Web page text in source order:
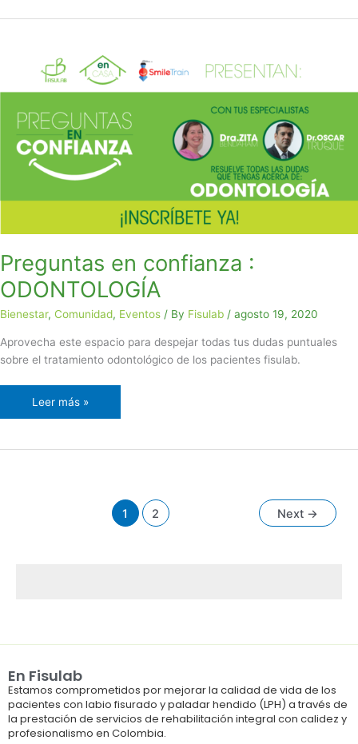
Preguntas en confianza :
ODONTOLOGÍA
Bienestar, Comunidad, Eventos / By Fisulab / agosto 19, 2020
Aprovecha este espacio para despejar todas tus dudas puntuales
sobre el tratamiento odontológico de los pacientes fisulab.
Preguntas
en
confianza
ODONTOLOGÍA
Leer más »
1 2 Next →
En Fisulab
Estamos comprometidos por mejorar la calidad de vida de los
pacientes con labio fisurado y paladar hendido (LPH) a través de
la prestación de servicios de rehabilitación integral con calidez y
profesionalismo en Colombia.